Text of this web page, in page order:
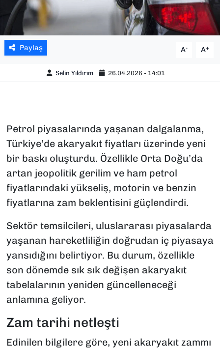
Paylaş A- A+
Selin Yıldırım 26.04.2026 - 14:01
Petrol piyasalarında yaşanan dalgalanma,
Türkiye’de akaryakıt fiyatları üzerinde yeni
bir baskı oluşturdu. Özellikle Orta Doğu’da
artan jeopolitik gerilim ve ham petrol
fiyatlarındaki yükseliş, motorin ve benzin
fiyatlarına zam beklentisini güçlendirdi.
Sektör temsilcileri, uluslararası piyasalarda
yaşanan hareketliliğin doğrudan iç piyasaya
yansıdığını belirtiyor. Bu durum, özellikle
son dönemde sık sık değişen akaryakıt
tabelalarının yeniden güncelleneceği
anlamına geliyor.
Zam tarihi netleşti
Edinilen bilgilere göre, yeni akaryakıt zammı
YEREL YÖNETİMLER